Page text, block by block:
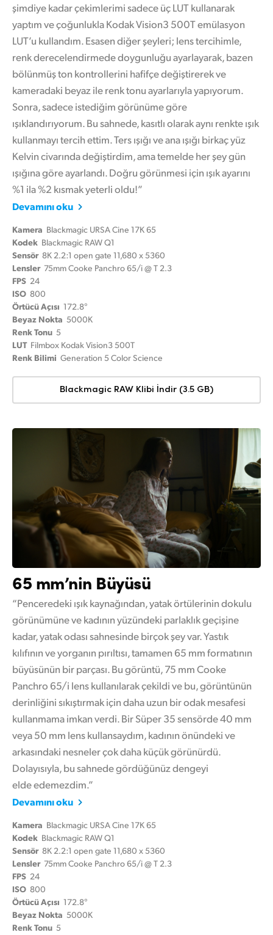
şimdiye kadar çekimlerimi sadece üç LUT kullanarak
yaptım ve çoğunlukla Kodak Vision3 500T emülasyon
LUT’u kullandım. Esasen diğer şeyleri; lens tercihimle,
renk derecelendirmede doygunluğu ayarlayarak, bazen
bölünmüş ton kontrollerini hafifçe değiştirerek ve
kameradaki beyaz ile renk tonu ayarlarıyla yapıyorum.
Sonra, sadece istediğim görünüme göre
ışıklandırıyorum. Bu sahnede, kasıtlı olarak aynı renkte ışık
kullanmayı tercih ettim. Ters ışığı ve ana ışığı birkaç yüz
Kelvin civarında değiştirdim, ama temelde her şey gün
ışığına göre ayarlandı. Doğru görünmesi için ışık ayarını
%1 ila %2 kısmak yeterli oldu!”
Devamını oku
Kamera Blackmagic URSA Cine 17K 65
Kodek Blackmagic RAW Q1
Sensör 8K 2.2:1 open gate 11,680 x 5360
Lensler 75mm Cooke Panchro 65/i @ T 2.3
FPS 24
ISO 800
Örtücü Açısı 172.8°
Beyaz Nokta 5000K
Renk Tonu 5
LUT Filmbox Kodak Vision3 500T
Renk Bilimi Generation 5 Color Science
Blackmagic RAW Klibi İndir (3.5 GB)
65 mm’nin Büyüsü
“Penceredeki ışık kaynağından, yatak örtülerinin dokulu
görünümüne ve kadının yüzündeki parlaklık geçişine
kadar, yatak odası sahnesinde birçok şey var. Yastık
kılıfının ve yorganın pırıltısı, tamamen 65 mm formatının
büyüsünün bir parçası. Bu görüntü, 75 mm Cooke
Panchro 65/i lens kullanılarak çekildi ve bu, görüntünün
derinliğini sıkıştırmak için daha uzun bir odak mesafesi
kullanmama imkan verdi. Bir Süper 35 sensörde 40 mm
veya 50 mm lens kullansaydım, kadının önündeki ve
arkasındaki nesneler çok daha küçük görünürdü.
Dolayısıyla, bu sahnede gördüğünüz dengeyi
elde edemezdim.”
Devamını oku
Kamera Blackmagic URSA Cine 17K 65
Kodek Blackmagic RAW Q1
Sensör 8K 2.2:1 open gate 11,680 x 5360
Lensler 75mm Cooke Panchro 65/i @ T 2.3
FPS 24
ISO 800
Örtücü Açısı 172.8°
Beyaz Nokta 5000K
Renk Tonu 5